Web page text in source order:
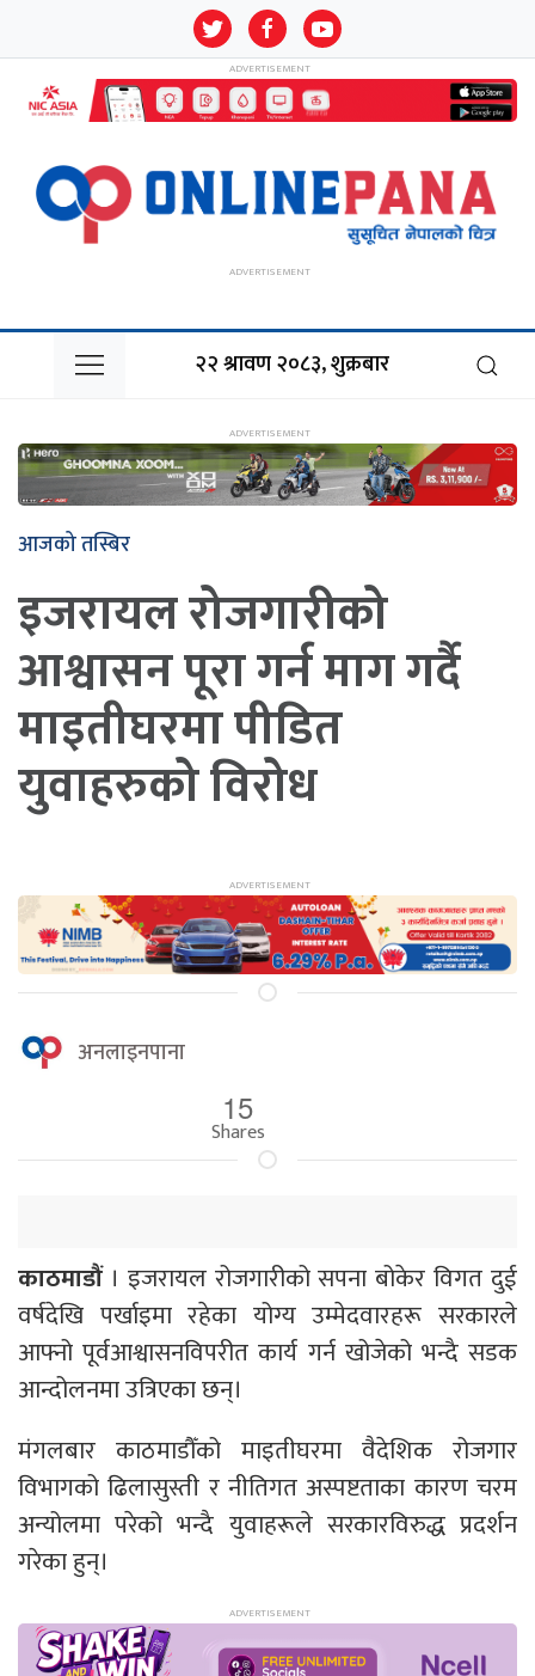
२२ श्रावण २०८३, शुक्रबार
आजको तस्बिर
इजरायल रोजगारीको
आश्वासन पूरा गर्न माग गर्दै
माइतीघरमा पीडित
युवाहरुको विरोध
अनलाइनपाना
15
Shares
काठमाडौं। इजरायल रोजगारीको सपना बोकेर विगत दुई
वर्षदेखि पर्खाइमा रहेका योग्य उम्मेदवारहरू सरकारले
आफ्नो पूर्वआश्वासनविपरीत कार्य गर्न खोजेको भन्दै सडक
आन्दोलनमा उत्रिएका छन्।
मंगलबार काठमाडौँको माइतीघरमा वैदेशिक रोजगार
विभागको ढिलासुस्ती र नीतिगत अस्पष्टताका कारण चरम
अन्योलमा परेको भन्दै युवाहरूले सरकारविरुद्ध प्रदर्शन
गरेका हुन्।